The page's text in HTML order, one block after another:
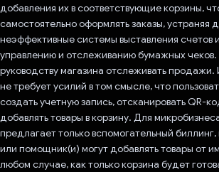
добавления их в соответствующие корзины,
самостоятельно оформлять заказы, устраняя
неэффективные системы выставления счетов
управлению и отслеживанию бумажных
руководству магазина отслеживать продажи.
не требует усилий в том смысле, что
создать учетную запись, отсканировать QR-
добавлять товары в корзину. Для
предлагает только вспомогательный
или помощник(и) могут добавлять товары от
любом случае, как только корзина будет